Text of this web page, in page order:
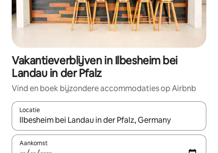
Vakantieverblijven in Ilbesheim bei
Landau in der Pfalz
Vind en boek bijzondere accommodaties op Airbnb
Locatie
Wanneer er resultaten beschikbaar zijn, maak je een keuze
Aankomst